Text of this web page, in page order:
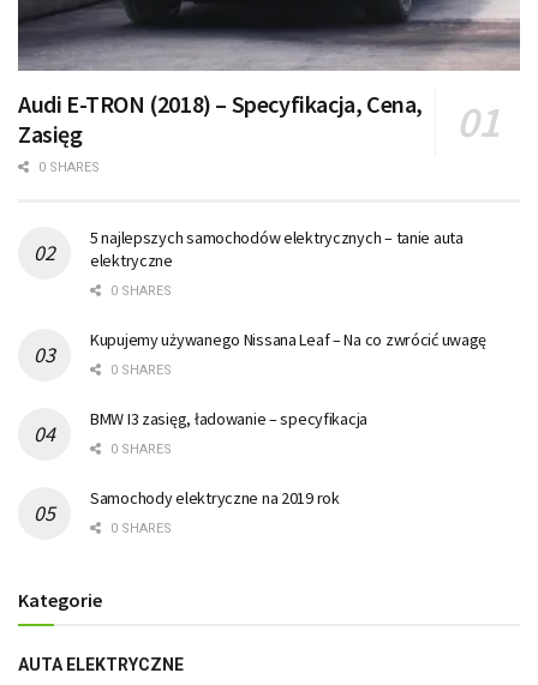
Audi E-TRON (2018) – Specyfikacja, Cena,
Zasięg
0 SHARES
5 najlepszych samochodów elektrycznych – tanie auta
elektryczne
0 SHARES
Kupujemy używanego Nissana Leaf – Na co zwrócić uwagę
0 SHARES
BMW I3 zasięg, ładowanie – specyfikacja
0 SHARES
Samochody elektryczne na 2019 rok
0 SHARES
Kategorie
AUTA ELEKTRYCZNE